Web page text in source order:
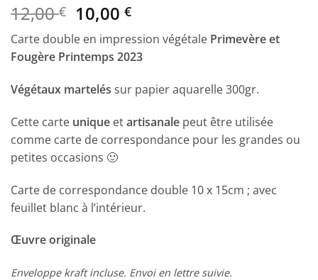
12,00€ Le
prix
initial
était :
12,00 €.
10,00€Le
prix
actuel
est :
10,00 €.
Carte double en impression végétale Primevère et
Fougère Printemps 2023
Végétaux martelés sur papier aquarelle 300gr.
Cette carte unique etartisanale peut être utilisée
comme carte de correspondance pour les grandes ou
petites occasions 🙂
Carte de correspondance double 10 x 15cm ; avec
feuillet blanc à l’intérieur.
Œuvre originale
Enveloppe kraft incluse. Envoi en lettre suivie.